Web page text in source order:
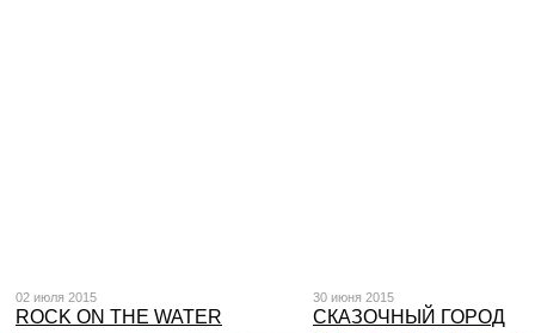
02 июля 2015
ROCK ON THE WATER
30 июня 2015
СКАЗОЧНЫЙ ГОРОД